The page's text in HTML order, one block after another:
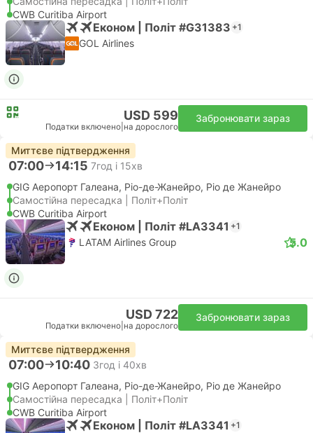
CWB Curitiba Airport
Економ | Політ #G31383 +1
GOL Airlines
USD 599
Податки включено на дорослого
Забронювати зараз
Миттєве підтвердження
07:00 14:15 7год і 15хв
GIG Аеропорт Галеана, Ріо-де-Жанейро, Ріо де Жанейро
Самостійна пересадка | Політ+Політ
CWB Curitiba Airport
Економ | Політ #LA3341 +1
LATAM Airlines Group 5.0
USD 722
Податки включено на дорослого
Забронювати зараз
Миттєве підтвердження
07:00 10:40 3год і 40хв
GIG Аеропорт Галеана, Ріо-де-Жанейро, Ріо де Жанейро
Самостійна пересадка | Політ+Політ
CWB Curitiba Airport
Економ | Політ #LA3341 +1